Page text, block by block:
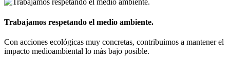
Trabajamos respetando el medio ambiente.
Con acciones ecológicas muy concretas, contribuimos a mantener el
impacto medioambiental lo más bajo posible.